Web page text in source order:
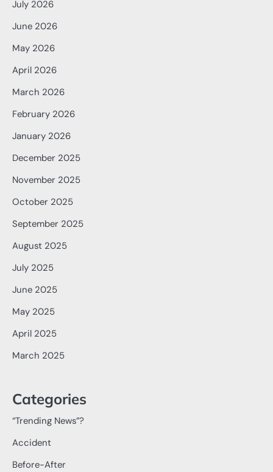
July 2026
June 2026
May 2026
April 2026
March 2026
February 2026
January 2026
December 2025
November 2025
October 2025
September 2025
August 2025
July 2025
June 2025
May 2025
April 2025
March 2025
Categories
“Trending News”?
Accident
Before-After